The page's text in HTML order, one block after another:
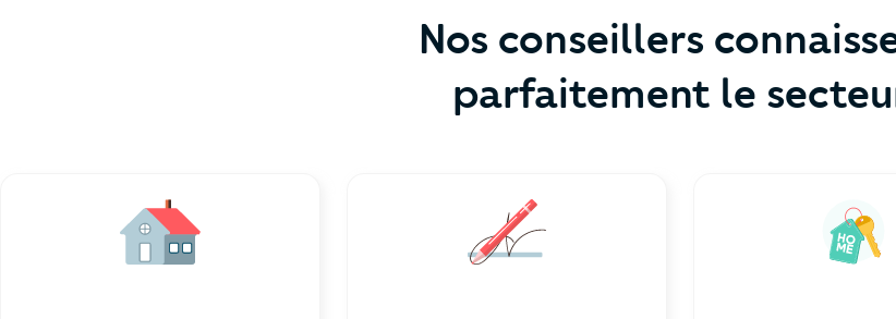
Nos conseillers
parfaitement le